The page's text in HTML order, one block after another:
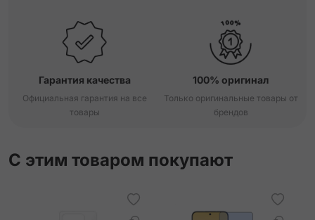
Гарантия качества
Официальная гарантия на все
товары
100% оригинал
Только оригинальные товары от
брендов
С этим товаром покупают